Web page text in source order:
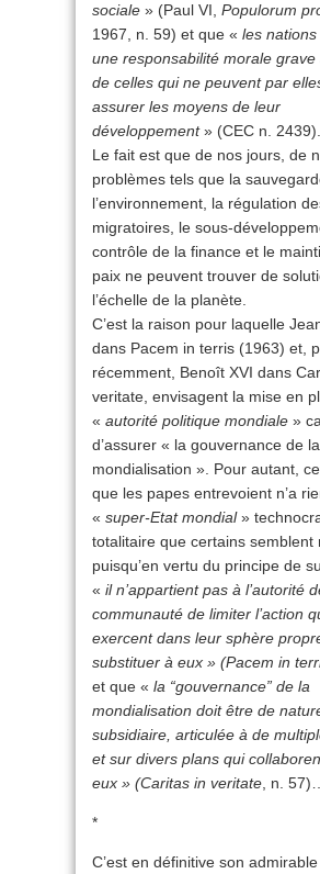
sociale » (Paul VI, Populorum
1967, n. 59) et que « les
une responsabilité morale grave
de celles qui ne peuvent par
assurer les moyens de leur
développement» (CEC n. 2439).
Le fait est que de nos jours, de
problèmes tels que la
l’environnement, la régulation
migratoires, le sous-
contrôle de la finance et le
paix ne peuvent trouver de
l’échelle de la planète.
C’est la raison pour laquelle
dans Pacem in terris (1963) et,
récemment, Benoît XVI dans
veritate, envisagent la mise en
« autorité politique mondiale »
d’assurer « la gouvernance de la
mondialisation ». Pour autant,
que les papes entrevoient n’a
« super-Etat mondial»
totalitaire que certains semblent
puisqu’en vertu du principe de
« il n’appartient pas à l’autorité
communauté de limiter l’action
exercent dans leur sphère
substituer à eux » (Pacem in
et que « la “gouvernance” de la
mondialisation doit être de
subsidiaire, articulée à de
et sur divers plans qui
eux » (Caritas in veritate , n. 57)…
*
C’est en définitive son